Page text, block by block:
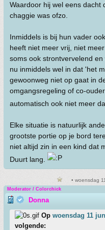
Waardoor hij wel eens dacht
chaggie was ofzo.
Inmiddels is bij hun vader
heeft niet meer vrij, niet
soms ook strontvervelend
nu inmiddels wel in dat 'het
gewoonweg niet op gaat in
omgangsregeling of co-
automatisch ook niet meer
Elke situatie is natuurlijk
grootste portie op je bord
niet altijd zin in een kind dat
Duurt lang.
• woensdag
Moderator / Colorchick
Donna
Op woensdag 11
volgende: